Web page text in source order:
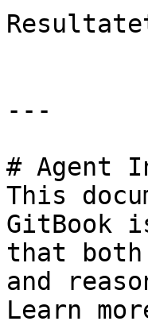
---
# Agent
This
GitBook
that both
and
Learn